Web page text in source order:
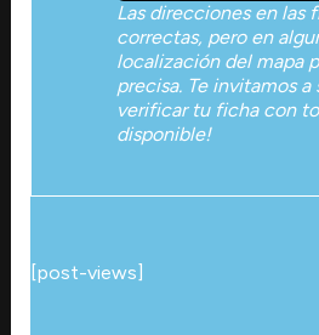
Las direcciones en las
correctas, pero en
localización del mapa
precisa. Te invitamos
verificar tu ficha con
disponible!
[post-views]